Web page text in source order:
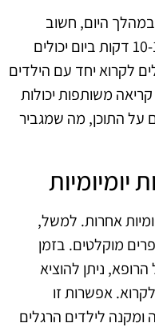
במהלך היום, חשוב
לקבוע זמן קבוע לקריאה. אפילו 10-15 דקות ביום יכולים
לקרוא יחד עם הילדים
משותפות יכולות
על התוכן, מה שמגביר
יומיומיות
אחרות. למשל,
מוקלטים. בזמן
ניתן להוציא
אפשרות זו
ומקנה לילדים הרגלים